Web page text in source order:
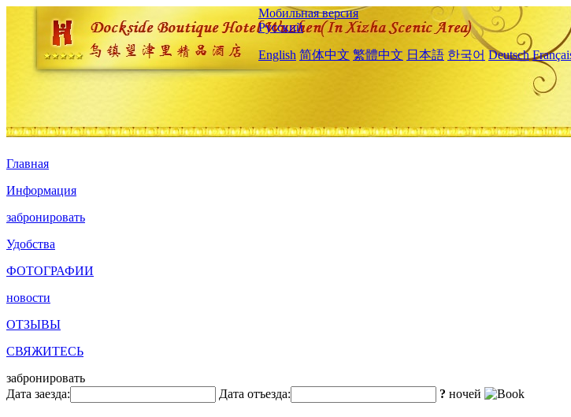
Мобильная версия
Русский
English 简体中文 繁體中文 日本語 한국어 Deutsch
Главная
Информация
забронировать
Удобства
ФОТОГРАФИИ
новости
ОТЗЫВЫ
СВЯЖИТЕСЬ
забронировать
Дата заезда:
Дата отъезда: ? ночей